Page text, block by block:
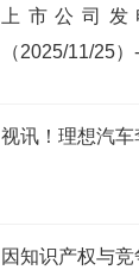
上市公司
（2025/11/25
视讯！理想汽
因知识产权与